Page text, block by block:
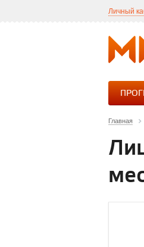
Личный
Главная